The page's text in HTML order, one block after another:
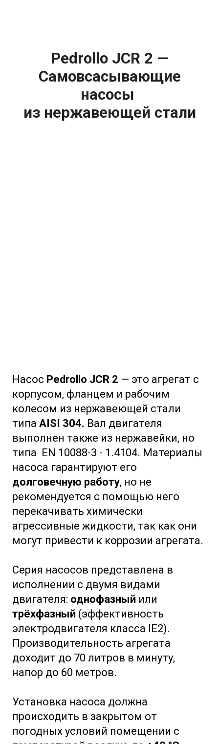
Pedrollo JCR 2 —
Самовсасывающие
насосы
из нержавеющей стали
Насос Pedrollo JCR 2 — это агрегат с
корпусом, фланцем и рабочим
колесом из нержавеющей стали
типа AISI 304. Вал двигателя
выполнен также из нержавейки, но
типа EN 10088-3 - 1.4104. Материалы
насоса гарантируют его
долговечную работу, но не
рекомендуется с помощью него
перекачивать химически
агрессивные жидкости, так как они
могут привести к коррозии агрегата.
Серия насосов представлена в
исполнении с двумя видами
двигателя: однофазный или
трёхфазный (эффективность
электродвигателя класса IE2).
Производительность агрегата
доходит до 70 литров в минуту,
напор до 60 метров.
Установка насоса должна
происходить в закрытом от
погодных условий помещении с